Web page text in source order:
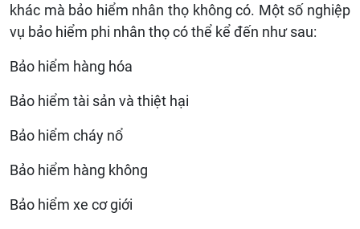
khác mà bảo hiểm nhân thọ không có. Một số nghiệp
vụ bảo hiểm phi nhân thọ có thể kể đến như sau:
Bảo hiểm hàng hóa
Bảo hiểm tài sản và thiệt hại
Bảo hiểm cháy nổ
Bảo hiểm hàng không
Bảo hiểm xe cơ giới